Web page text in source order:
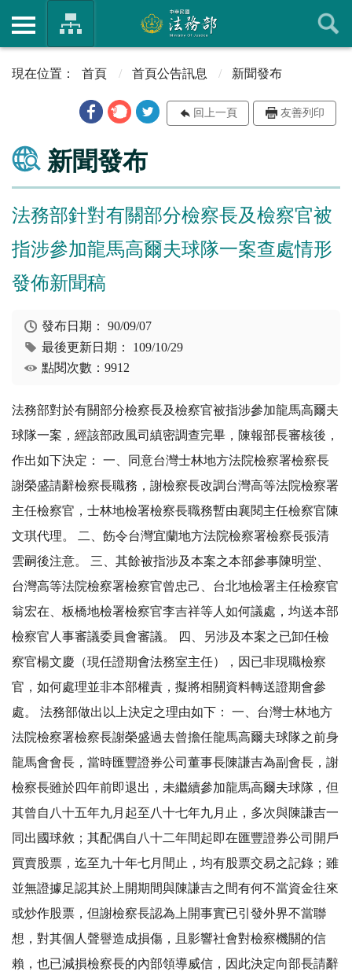
首頁 首頁公告訊息 新聞發布
回上一頁 友善列印
新聞發布
法務部針對有關部分檢察長及檢察官被
指涉參加龍馬高爾夫球隊一案查處情形
發佈新聞稿
發布日期：90/09/07
最後更新日期： 109/10/29
點閱次數：9912
法務部對於有關部分檢察長及檢察官被指涉參加龍馬高爾夫
球隊一案，經該部政風司縝密調查完畢，陳報部長審核後，
作出如下決定： 一、同意台灣士林地方法院檢察署檢察長
謝榮盛請辭檢察長職務，謝檢察長改調台灣高等法院檢察署
主任檢察官，士林地檢署檢察長職務暫由襄閱主任檢察官陳
文琪代理。 二、飭令台灣宜蘭地方法院檢察署檢察長張清
雲嗣後注意。 三、其餘被指涉及本案之本部參事陳明堂、
台灣高等法院檢察署檢察官曾忠己、台北地檢署主任檢察官
翁宏在、板橋地檢署檢察官李吉祥等人如何議處，均送本部
檢察官人事審議委員會審議。 四、另涉及本案之已卸任檢
察官楊文慶（現任證期會法務室主任），因已非現職檢察
官，如何處理並非本部權責，擬將相關資料轉送證期會參
處。 法務部做出以上決定之理由如下： 一、台灣士林地方
法院檢察署檢察長謝榮盛過去曾擔任龍馬高爾夫球隊之前身
龍馬會會長，當時匯豐證券公司董事長陳謙吉為副會長，謝
檢察長雖於四年前即退出，未繼續參加龍馬高爾夫球隊，但
其曾自八十五年九月起至八十七年九月止，多次與陳謙吉一
同出國球敘；其配偶自八十二年間起即在匯豐證券公司開戶
買賣股票，迄至九十年七月間止，均有股票交易之記錄；雖
並無證據足認其於上開期間與陳謙吉之間有何不當資金往來
或炒作股票，但謝檢察長認為上開事實已引發外界不當聯
想，對其個人聲譽造成損傷，且影響社會對檢察機關的信
賴，也已減損檢察長的內部領導威信，因此決定向部長請辭